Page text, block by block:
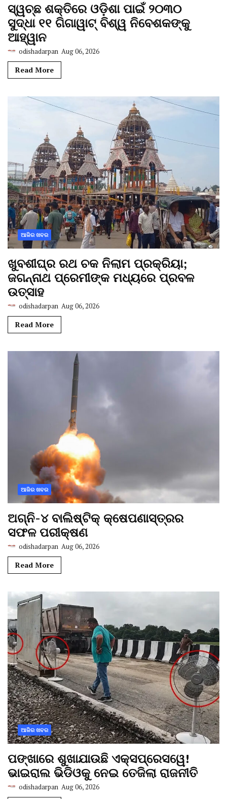
ସ୍ୱଚ୍ଛ ଶକ୍ତିରେ ଓଡ଼ିଶା ପାଇଁ ୨୦୩୦
ସୁଦ୍ଧା ୧୧ ଗିଗାୱାଟ୍ ବିଶ୍ୱ ନିବେଶକଙ୍କୁ
ଆହ୍ୱାନ
odishadarpan Aug 06, 2026
Read More
ଆଜିର ଖବର
ଖୁବଶୀଘ୍ର ରଥ ଚକ ନିଲାମ ପ୍ରକ୍ରିୟା;
ଜଗନ୍ନାଥ ପ୍ରେମୀଙ୍କ ମଧ୍ୟରେ ପ୍ରବଳ
ଉତ୍ସାହ
odishadarpan Aug 06, 2026
Read More
ଆଜିର ଖବର
ଅଗ୍ନି-୪ ବାଲିଷ୍ଟିକ୍ କ୍ଷେପଣାସ୍ତ୍ରର
ସଫଳ ପରୀକ୍ଷଣ
odishadarpan Aug 06, 2026
Read More
ଆଜିର ଖବର
ପଙ୍ଖାରେ ଶୁଖାଯାଉଛି ଏକ୍ସପ୍ରେସୱେ!
ଭାଇରାଲ ଭିଡିଓକୁ ନେଇ ତେଜିଲା ରାଜନୀତି
odishadarpan Aug 06, 2026